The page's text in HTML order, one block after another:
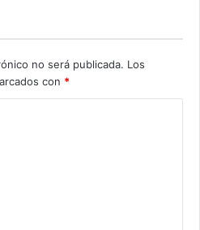
no será publicada. Los
con *